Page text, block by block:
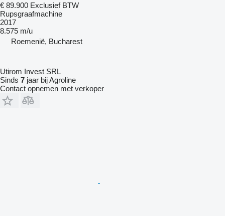
€ 89.900 Exclusief BTW
Rupsgraafmachine
2017
8.575 m/u
Roemenië, Bucharest
Utirom Invest SRL
Sinds 7 jaar bij Agroline
Contact opnemen met verkoper